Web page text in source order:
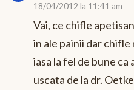
18/04/2012 la 11:41 am
Vai, ce chifle
in ale painii dar chifle
iasa la fel de bune
uscata de la dr.